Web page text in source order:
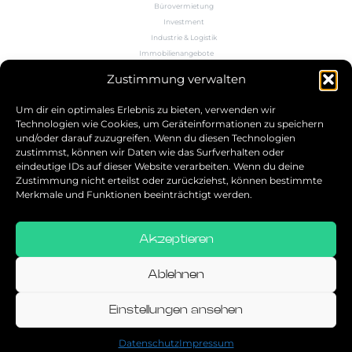
Zustimmung verwalten
Um dir ein optimales Erlebnis zu bieten, verwenden wir
Technologien wie Cookies, um Geräteinformationen zu speichern
und/oder darauf zuzugreifen. Wenn du diesen Technologien
zustimmst, können wir Daten wie das Surfverhalten oder
eindeutige IDs auf dieser Website verarbeiten. Wenn du deine
Zustimmung nicht erteilst oder zurückziehst, können bestimmte
Merkmale und Funktionen beeinträchtigt werden.
Akzeptieren
Ablehnen
Einstellungen ansehen
DatenschutzImpressum
Bürovermietung
Investment
Industrie & Logistik
Immobilienangebote
Wissen
5.0
Bestbewerteter Service
verifiziert von: Trustindex
Allgemeine Geschäftsbedingungen